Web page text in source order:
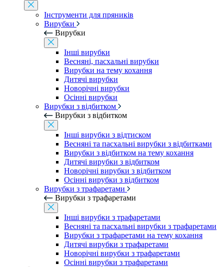
Інструменти для пряників
Вирубки
Вирубки
Інші вирубки
Весняні, пасхальні вирубки
Вирубки на тему кохання
Дитячі вирубки
Новорічні вирубки
Осінні вирубки
Вирубки з відбитком
Вирубки з відбитком
Інші вирубки з відтиском
Весняні та пасхальні вирубки з відбитками
Вирубки з відбитком на тему кохання
Дитячі вирубки з відбитком
Новорічні вирубки з відбитком
Осінні вирубки з відбитком
Вирубки з трафаретами
Вирубки з трафаретами
Інші вирубки з трафаретами
Весняні та пасхальні вирубки з трафаретами
Вирубки з трафаретами на тему кохання
Дитячі вирубки з трафаретами
Новорічні вирубки з трафаретами
Осінні вирубки з трафаретами